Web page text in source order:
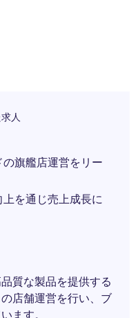
人
旗艦店運営をリー
を通じ売上成長に
質な製品を提供する
店舗運営を行い、ブ
ます。